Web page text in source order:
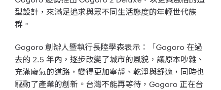
型設計，來滿足追求與眾不同生活態度的年輕世代族
群。
Gogoro 創辦人暨執行長陸學森表示：「Gogoro 在過
去的 2.5 年內，逐步改變了城市的風貌，讓原本吵雜、
充滿廢氣的道路，變得更加寧靜、乾淨與舒適，同時也
驅動了產業的創新。台灣不能再等待，Gogoro 正在台